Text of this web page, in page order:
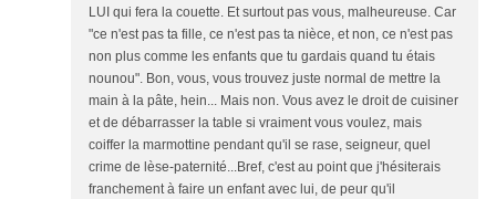
LUI qui fera la couette. Et surtout pas vous, malheureuse. Car
"ce n'est pas ta fille, ce n'est pas ta nièce, et non, ce n'est pas
non plus comme les enfants que tu gardais quand tu étais
nounou". Bon, vous, vous trouvez juste normal de mettre la
main à la pâte, hein... Mais non. Vous avez le droit de cuisiner
et de débarrasser la table si vraiment vous voulez, mais
coiffer la marmottine pendant qu'il se rase, seigneur, quel
crime de lèse-paternité...Bref, c'est au point que j'hésiterais
franchement à faire un enfant avec lui, de peur qu'il